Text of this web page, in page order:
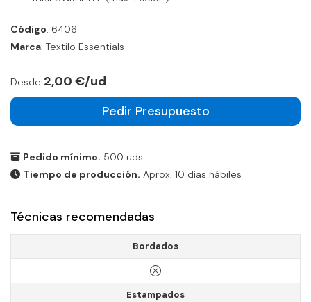
Código: 6406
Marca: Textilo Essentials
Desde 2,00 €/ud
Pedir Presupuesto
Pedido mínimo. 500 uds
Tiempo de producción. Aprox. 10 días hábiles
Técnicas recomendadas
Bordados
Estampados